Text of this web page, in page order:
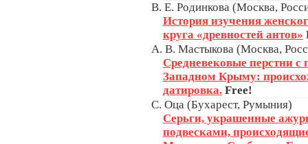
В. Е. Родинкова (Москва,
История изучения
круга «древностей антов»
А. В. Мастыкова (Москва,
Средневековые перстни
Западном Крыму:
датировка. Free!
С. Оца (Бухарест, Румыния)
Серьги, украшенные
подвесками,